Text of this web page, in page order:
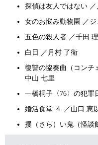
探偵は友人ではない
女のお悩み動物園 ／
五色の殺人者 ／千田
白日 ／月村 了衛
復讐の協奏曲（コンチ
中山 七里
一橋桐子〈76〉の犯罪
婚活食堂 ４ ／山口 恵
攫（さら）い鬼（怪談